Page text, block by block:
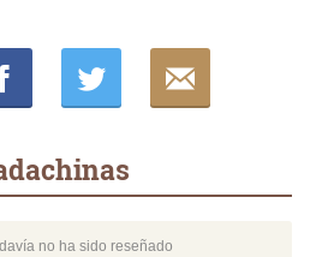
no ha sido reseñado